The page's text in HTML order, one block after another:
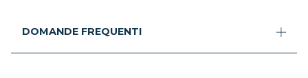
DOMANDE FREQUENTI